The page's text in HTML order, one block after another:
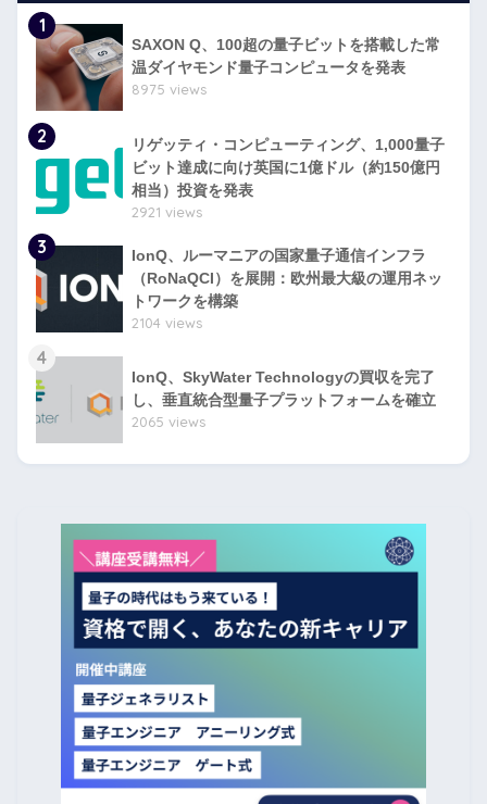
1
SAXON Q、100超の量子ビットを搭載した常
温ダイヤモンド量子コンピュータを発表
8975 views
2
リゲッティ・コンピューティング、1,000量子
ビット達成に向け英国に1億ドル（約150億円
相当）投資を発表
2921 views
3
IonQ、ルーマニアの国家量子通信インフラ
（RoNaQCI）を展開：欧州最大級の運用ネッ
トワークを構築
2104 views
4
IonQ、SkyWater Technologyの買収を完了
し、垂直統合型量子プラットフォームを確立
2065 views